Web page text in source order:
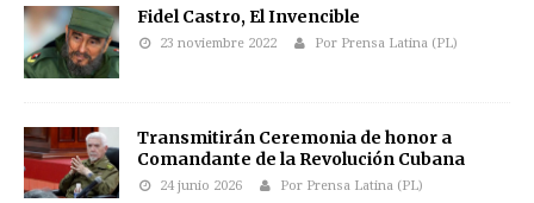
Fidel Castro, El Invencible
23 noviembre 2022 Por Prensa Latina (PL)
Transmitirán Ceremonia de honor a
Comandante de la Revolución Cubana
24 junio 2026 Por Prensa Latina (PL)